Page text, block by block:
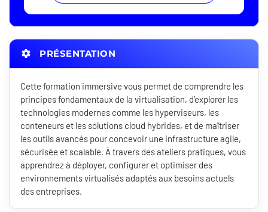
PRÉSENTATION
Cette formation immersive vous permet de comprendre les
principes fondamentaux de la virtualisation, d’explorer les
technologies modernes comme les hyperviseurs, les
conteneurs et les solutions cloud hybrides, et de maîtriser
les outils avancés pour concevoir une infrastructure agile,
sécurisée et scalable. À travers des ateliers pratiques, vous
apprendrez à déployer, configurer et optimiser des
environnements virtualisés adaptés aux besoins actuels
des entreprises.